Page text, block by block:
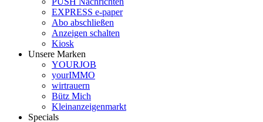
EXPRESS e-paper
Abo abschließen
Anzeigen schalten
Kiosk
Unsere Marken
YOURJOB
yourIMMO
wirtrauern
Bütz Mich
Kleinanzeigenmarkt
Specials